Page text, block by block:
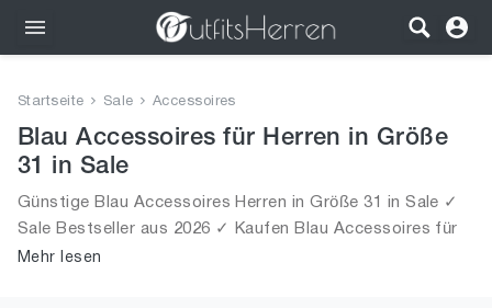
Bekleidung
Schuhe
Startseite Sale Accessoires
Blau Accessoires für Herren in Größe
31 in Sale
Günstige Blau Accessoires Herren in Größe 31 in Sale ✓
Sale Bestseller aus 2026 ✓ Kaufen Blau Accessoires für
Männer in Größe 31 in Sale!
Mehr lesen